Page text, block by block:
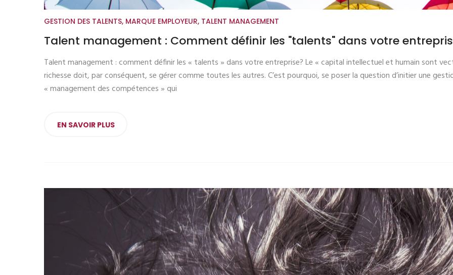
GESTION DES TALENTS, MARQUE EMPLOYEUR, TALENT MANAGEMENT
Talent management : Comment définir les "talents" dans votre
Talent management : comment définir les « talents » dans votre entreprise? Le « capital intellectuel et humain sont
richesse doit, par conséquent, se gérer comme toutes les autres. C’est pourquoi, se poser la question d’initier une
« management des compétences » qui
EN SAVOIR PLUS